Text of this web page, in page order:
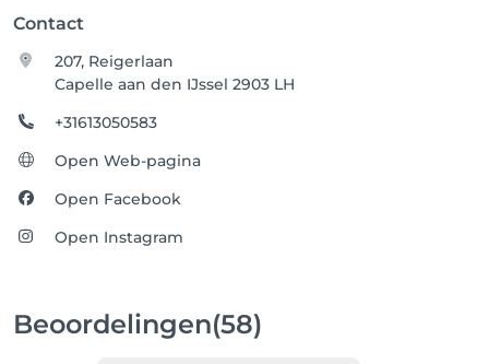
Contact
207, Reigerlaan
Capelle aan den IJssel 2903 LH
+31613050583
Open Web-pagina
Open Facebook
Open Instagram
Beoordelingen(58)